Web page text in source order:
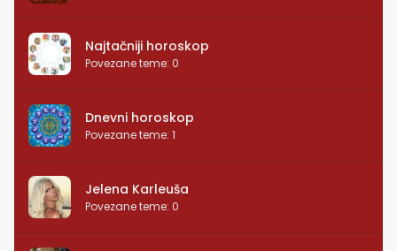
Najtačniji horoskop
Povezane teme: 0
Dnevni horoskop
Povezane teme: 1
Jelena Karleuša
Povezane teme: 0